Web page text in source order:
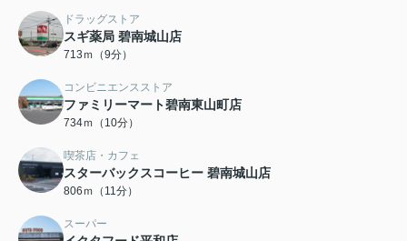
ドラッグストア
スギ薬局 碧南城山店
713ｍ（9分）
コンビニエンスストア
ファミリーマート碧南東山町店
734ｍ（10分）
喫茶店・カフェ
スターバックスコーヒー 碧南城山店
806ｍ（11分）
スーパー